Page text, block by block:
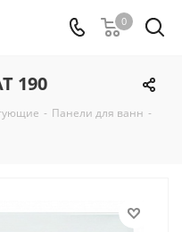
0
190
- Панели для ванн -